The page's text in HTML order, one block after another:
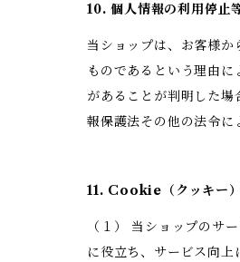
10. 個人情報の利用停止
当ショップは、お客様
ものであるという理由
があることが判明した
報保護法その他の法令に
11. Cookie（クッキー
（１） 当ショップのサ
に役立ち、サービス向